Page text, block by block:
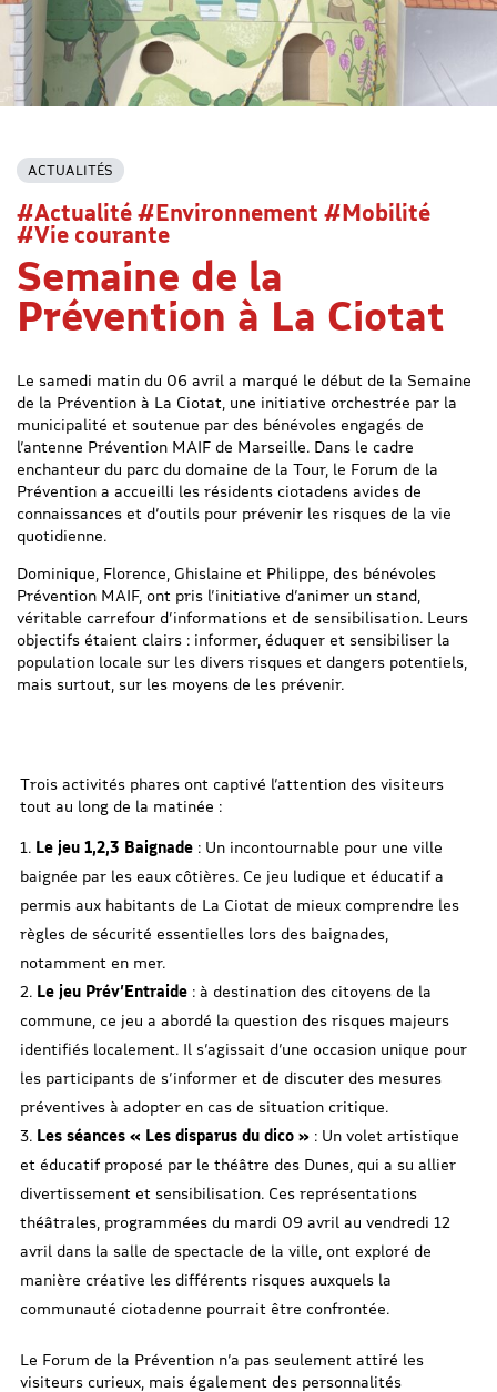
ACTUALITÉS
#Actualité #Environnement #Mobilité
#Vie courante
Semaine de la
Prévention à La Ciotat
Le samedi matin du 06 avril a marqué le début de la Semaine
de la Prévention à La Ciotat, une initiative orchestrée par la
municipalité et soutenue par des bénévoles engagés de
l’antenne Prévention MAIF de Marseille. Dans le cadre
enchanteur du parc du domaine de la Tour, le Forum de la
Prévention a accueilli les résidents ciotadens avides de
connaissances et d’outils pour prévenir les risques de la vie
quotidienne.
Dominique, Florence, Ghislaine et Philippe, des bénévoles
Prévention MAIF, ont pris l’initiative d’animer un stand,
véritable carrefour d’informations et de sensibilisation. Leurs
objectifs étaient clairs : informer, éduquer et sensibiliser la
population locale sur les divers risques et dangers potentiels,
mais surtout, sur les moyens de les prévenir.
Trois activités phares ont captivé l’attention des visiteurs
tout au long de la matinée :
Le jeu 1,2,3 Baignade : Un incontournable pour une ville
baignée par les eaux côtières. Ce jeu ludique et éducatif a
permis aux habitants de La Ciotat de mieux comprendre les
règles de sécurité essentielles lors des baignades,
notamment en mer.
Le jeu Prév’Entraide: à destination des citoyens de la
commune, ce jeu a abordé la question des risques majeurs
identifiés localement. Il s’agissait d’une occasion unique pour
les participants de s’informer et de discuter des mesures
préventives à adopter en cas de situation critique.
Les séances « Les disparus du dico » : Un volet artistique
et éducatif proposé par le théâtre des Dunes, qui a su allier
divertissement et sensibilisation. Ces représentations
théâtrales, programmées du mardi 09 avril au vendredi 12
avril dans la salle de spectacle de la ville, ont exploré de
manière créative les différents risques auxquels la
communauté ciotadenne pourrait être confrontée.
Le Forum de la Prévention n’a pas seulement attiré les
visiteurs curieux, mais également des personnalités